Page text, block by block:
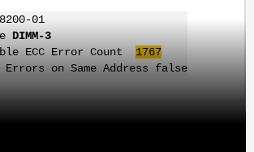
01
DIMM-3
ECC Error Count 1767
on Same Address false